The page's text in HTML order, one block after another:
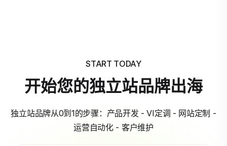
START TODAY
开始您的独立站品牌出海
独立站品牌从0到1的步骤：产品开发 - VI定调 - 网站定制 -
运营自动化 - 客户维护